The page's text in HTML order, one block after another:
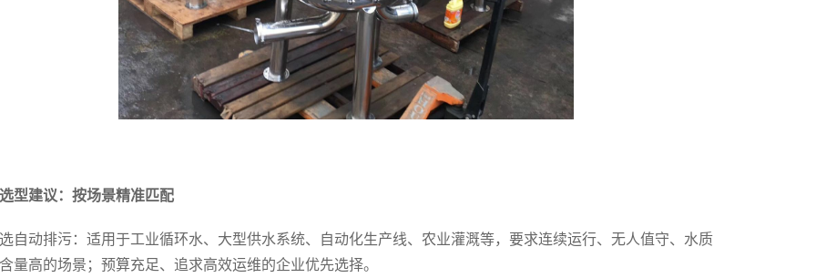
型建议：按场景精准匹配
自动排污：适用于工业循环水、大型供水系统、自动化生产线、农业灌溉等，要求连续运行、无人值守、水质
量高的场景；预算充足、追求高效运维的企业优先选择。